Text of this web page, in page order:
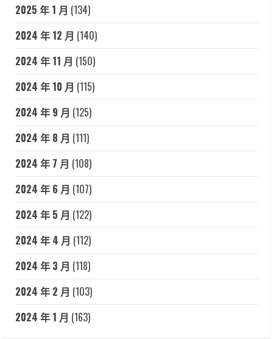
2025 年 1 月 (134)
2024 年 12 月 (140)
2024 年 11 月 (150)
2024 年 10 月 (115)
2024 年 9 月 (125)
2024 年 8 月 (111)
2024 年 7 月 (108)
2024 年 6 月 (107)
2024 年 5 月 (122)
2024 年 4 月 (112)
2024 年 3 月 (118)
2024 年 2 月 (103)
2024 年 1 月 (163)